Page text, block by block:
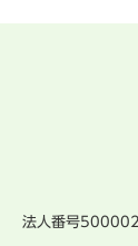
法人番号